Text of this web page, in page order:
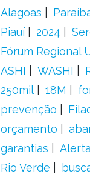
Alagoas
Piauí
2024
Fórum Regional
ASHI
WASHI
250mil
18M
prevenção
orçamento
garantias
Rio Verde